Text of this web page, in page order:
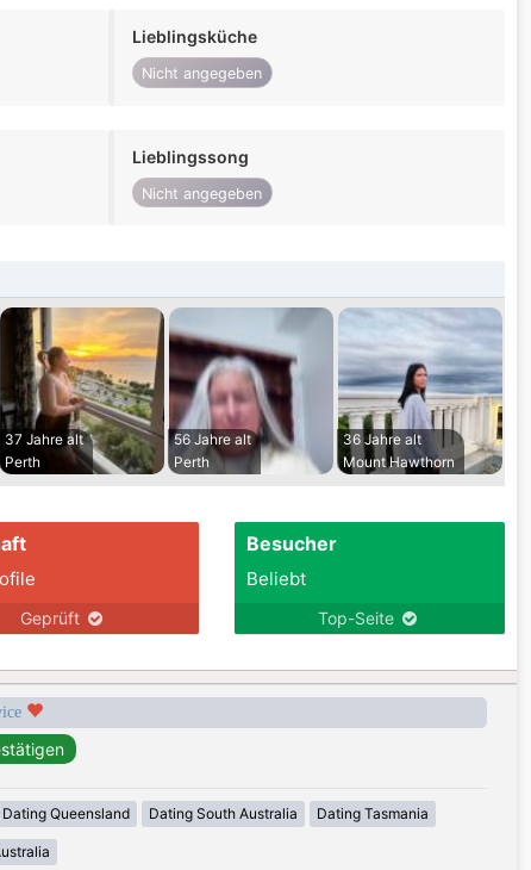
Lieblingsküche
Nicht angegeben
Lieblingssong
Nicht angegeben
37 Jahre alt
Perth
56 Jahre alt
Perth
36 Jahre alt
Mount Hawthorn
Geprüft
Besucher
Beliebt
Top-Seite
Dating Queensland Dating South Australia Dating Tasmania